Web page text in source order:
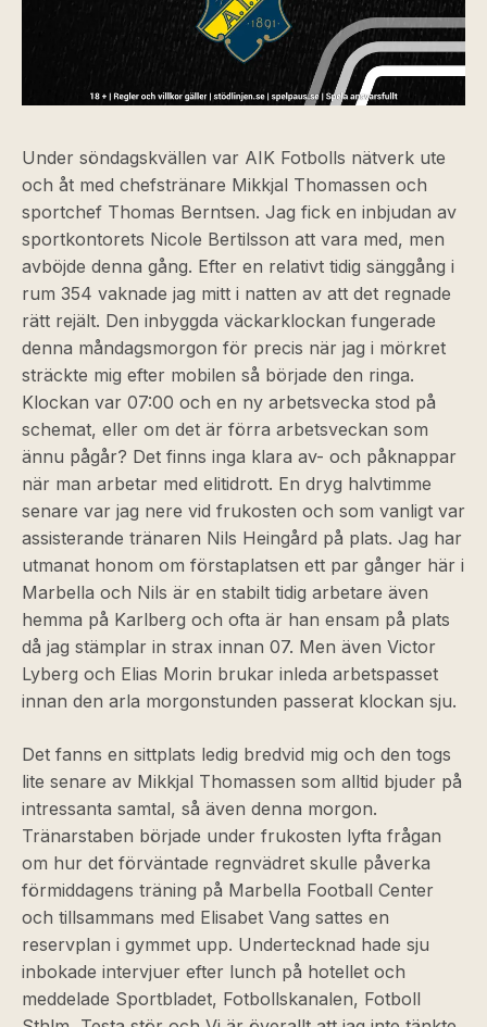
Under söndagskvällen var AIK Fotbolls nätverk ute
och åt med chefstränare Mikkjal Thomassen och
sportchef Thomas Berntsen. Jag fick en inbjudan av
sportkontorets Nicole Bertilsson att vara med, men
avböjde denna gång. Efter en relativt tidig sänggång i
rum 354 vaknade jag mitt i natten av att det regnade
rätt rejält. Den inbyggda väckarklockan fungerade
denna måndagsmorgon för precis när jag i mörkret
sträckte mig efter mobilen så började den ringa.
Klockan var 07:00 och en ny arbetsvecka stod på
schemat, eller om det är förra arbetsveckan som
ännu pågår? Det finns inga klara av- och påknappar
när man arbetar med elitidrott. En dryg halvtimme
senare var jag nere vid frukosten och som vanligt var
assisterande tränaren Nils Heingård på plats. Jag har
utmanat honom om förstaplatsen ett par gånger här i
Marbella och Nils är en stabilt tidig arbetare även
hemma på Karlberg och ofta är han ensam på plats
då jag stämplar in strax innan 07. Men även Victor
Lyberg och Elias Morin brukar inleda arbetspasset
innan den arla morgonstunden passerat klockan sju.
Det fanns en sittplats ledig bredvid mig och den togs
lite senare av Mikkjal Thomassen som alltid bjuder på
intressanta samtal, så även denna morgon.
Tränarstaben började under frukosten lyfta frågan
om hur det förväntade regnvädret skulle påverka
förmiddagens träning på Marbella Football Center
och tillsammans med Elisabet Vang sattes en
reservplan i gymmet upp. Undertecknad hade sju
inbokade intervjuer efter lunch på hotellet och
meddelade Sportbladet, Fotbollskanalen, Fotboll